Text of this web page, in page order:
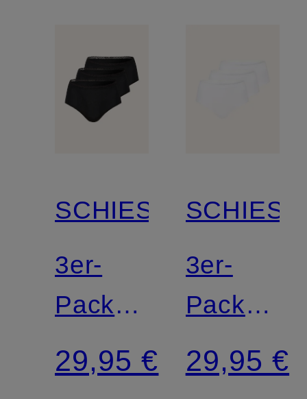
SCHIESSER
3er-
Pack
Slips
MODERN
29,95 €
3er-
Pack
Slips
MODERN
29,95 €